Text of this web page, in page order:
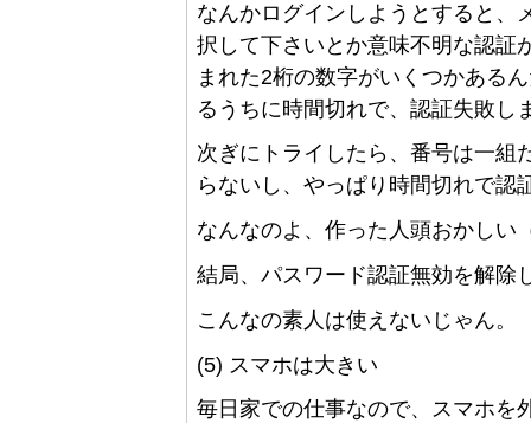
なんかログインしようとすると、
択して下さいとか意味不明な認証
まれた2桁の数字がいくつかある
るうちに時間切れで、認証失敗し
次ぎにトライしたら、番号は一組
らないし、やっぱり時間切れで
なんなのよ、作った人頭おかしい
結局、パスワード認証無効を解除
こんなの素人は使えないじゃん。
(5) スマホは大きい
毎日家での仕事なので、スマホを